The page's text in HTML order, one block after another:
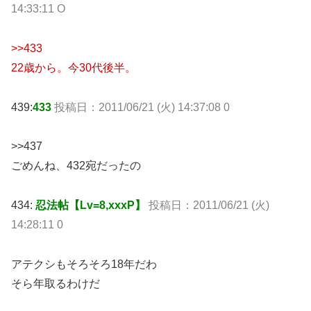
14:33:11 O
>>433
22歳から。今30代後半。
439:433 投稿日：2011/06/21 (火) 14:37:08 0
>>437
ごめんね、432宛だったの
434: 忍法帖【Lv=8,xxxP】 投稿日：2011/06/21 (火)
14:28:11 0
アテクシもそろそろ18年だわ
そら年取るわけだ